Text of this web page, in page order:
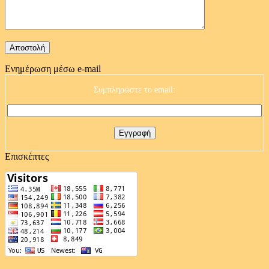
Ενημέρωση μέσω e-mail
Συμπληρώστε το email:
Επισκέπτες